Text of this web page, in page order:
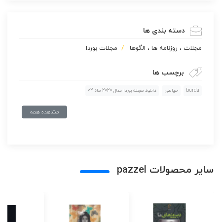
دسته بندی ها
مجلات ، روزنامه ها ، الگوها مجلات بوردا
برچسب ها
burda خیاطی دانلود مجله بوردا سال 2020 ماه 02
مشاهده همه
سایر محصولات pazzel